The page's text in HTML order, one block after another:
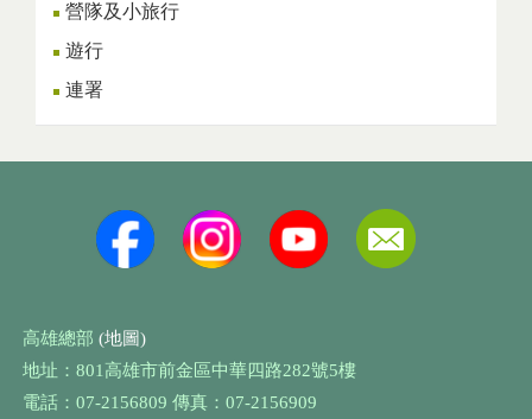
營隊及小旅行
遊行
連署
高雄總部 (地圖)
地址：801高雄市前金區中華四路282號5樓
電話：07-2156809 傳真：07-2156909